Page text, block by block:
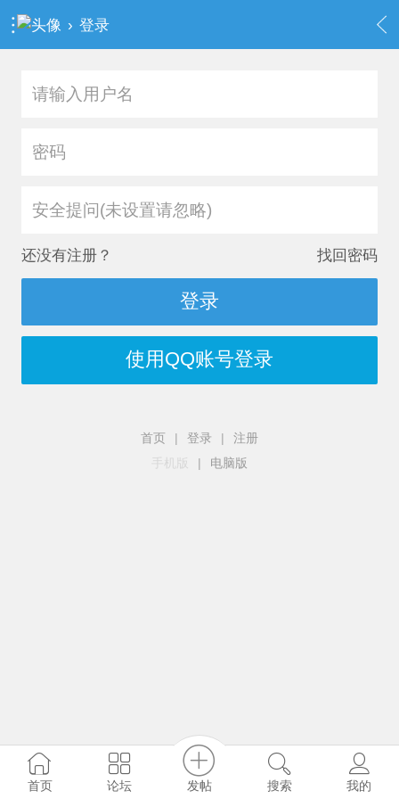
› 登录
安全提问(未设置请忽略)
还没有注册？ 找回密码
登录
使用QQ账号登录
首页 | 登录 |
注册
手机版
| 电脑版
首页 论坛 发帖 搜索 我的